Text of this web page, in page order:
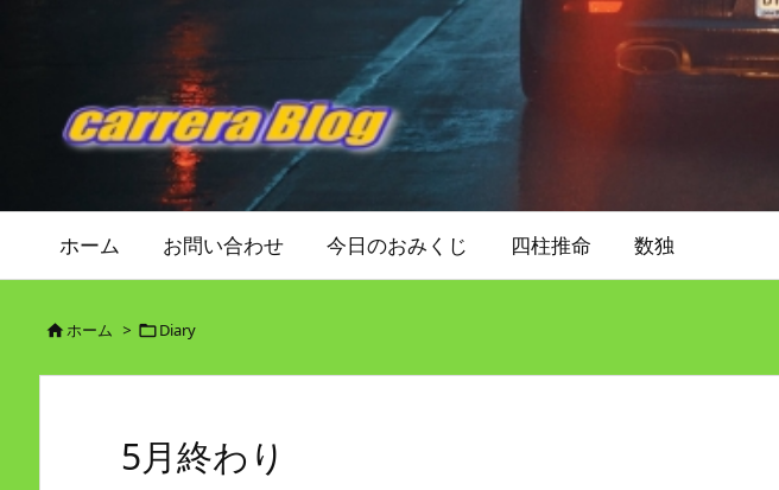
ホーム お問い合わせ 今日のおみくじ 四柱推命 数独
 ホーム > Diary
5月終わり